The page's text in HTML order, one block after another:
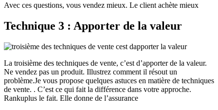
Avec ces questions, vous vendez mieux. Le client achète mieux
Technique 3 : Apporter de la valeur
La troisième des techniques de vente, c’est d’apporter de la valeur.
Ne vendez pas un produit. Illustrez comment il résout un
problème.Je vous propose quelques astuces en matière de techniques
de vente. . C’est ce qui fait la différence dans votre approche.
Rankuplus le fait. Elle donne de l’assurance